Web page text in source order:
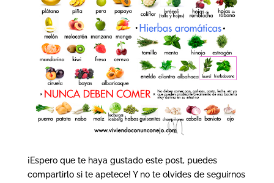
¡Espero que te haya gustado este post, puedes
compartirlo si te apetece! Y no te olvides de seguirnos